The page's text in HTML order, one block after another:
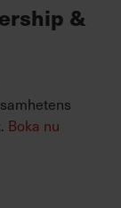
&
Boka nu